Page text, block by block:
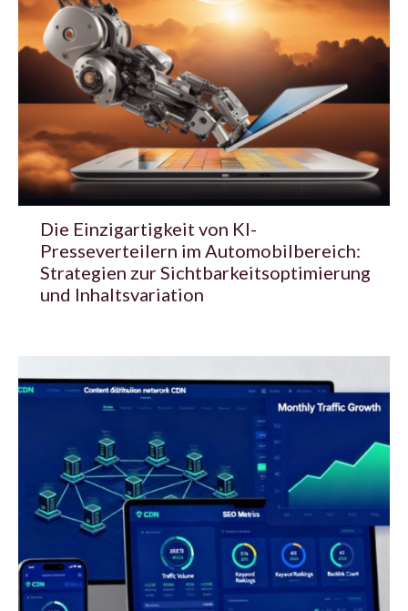
Die Einzigartigkeit von KI-
Presseverteilern im Automobilbereich:
Strategien zur Sichtbarkeitsoptimierung
und Inhaltsvariation